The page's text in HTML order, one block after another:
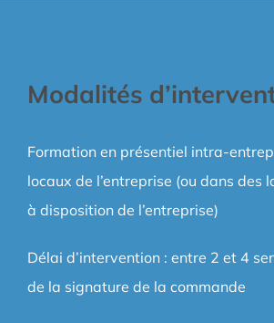
Modalités
Formation en présentiel intra-
locaux de l’entreprise (ou dans des
à disposition de l’entreprise)
Délai d’intervention : entre 2 et 4
de la signature de la commande